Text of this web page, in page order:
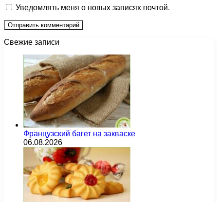
Уведомлять меня о новых записях почтой.
Свежие записи
Французский багет на закваске
06.08.2026